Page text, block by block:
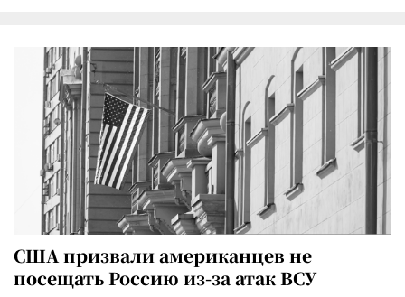
США призвали американцев не
посещать Россию из-за атак ВСУ